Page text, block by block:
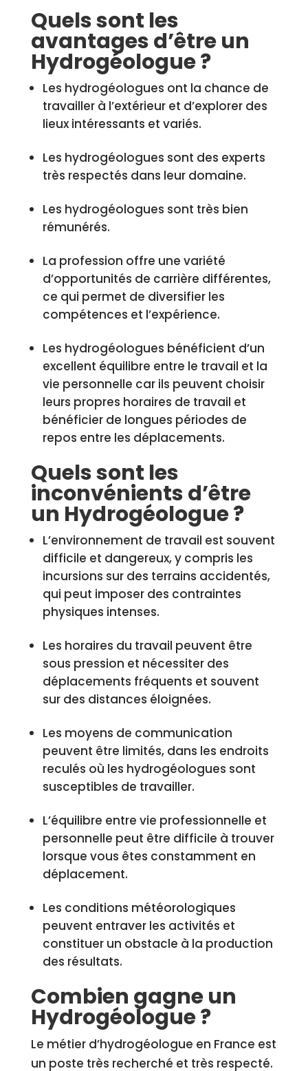
Quels sont les
avantages d’être un
Hydrogéologue ?
Les hydrogéologues ont la chance de
travailler à l’extérieur et d’explorer des
lieux intéressants et variés.
Les hydrogéologues sont des experts
très respectés dans leur domaine.
Les hydrogéologues sont très bien
rémunérés.
La profession offre une variété
d’opportunités de carrière différentes,
ce qui permet de diversifier les
compétences et l’expérience.
Les hydrogéologues bénéficient d’un
excellent équilibre entre le travail et la
vie personnelle car ils peuvent choisir
leurs propres horaires de travail et
bénéficier de longues périodes de
repos entre les déplacements.
Quels sont les
inconvénients d’être
un Hydrogéologue ?
L’environnement de travail est souvent
difficile et dangereux, y compris les
incursions sur des terrains accidentés,
qui peut imposer des contraintes
physiques intenses.
Les horaires du travail peuvent être
sous pression et nécessiter des
déplacements fréquents et souvent
sur des distances éloignées.
Les moyens de communication
peuvent être limités, dans les endroits
reculés où les hydrogéologues sont
susceptibles de travailler.
L’équilibre entre vie professionnelle et
personnelle peut être difficile à trouver
lorsque vous êtes constamment en
déplacement.
Les conditions météorologiques
peuvent entraver les activités et
constituer un obstacle à la production
des résultats.
Combien gagne un
Hydrogéologue ?
Le métier d’hydrogéologue en France est
un poste très recherché et très respecté.